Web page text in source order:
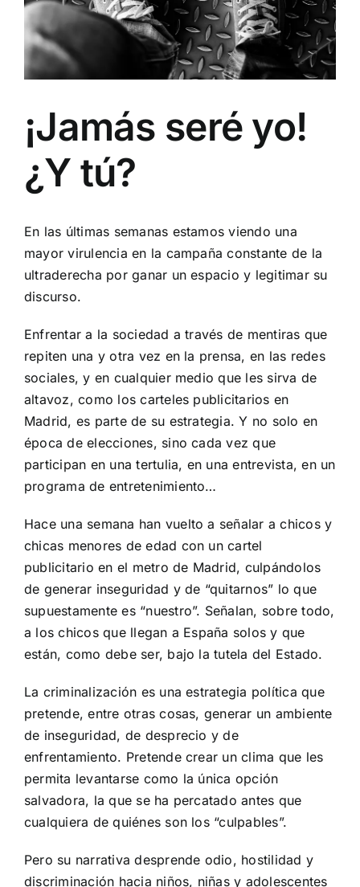
¡Jamás seré yo!
¿Y tú?
En las últimas semanas estamos viendo una
mayor virulencia en la campaña constante de la
ultraderecha por ganar un espacio y legitimar su
discurso.
Enfrentar a la sociedad a través de mentiras que
repiten una y otra vez en la prensa, en las redes
sociales, y en cualquier medio que les sirva de
altavoz, como los carteles publicitarios en
Madrid, es parte de su estrategia. Y no solo en
época de elecciones, sino cada vez que
participan en una tertulia, en una entrevista, en un
programa de entretenimiento…
Hace una semana han vuelto a señalar a chicos y
chicas menores de edad con un cartel
publicitario en el metro de Madrid, culpándolos
de generar inseguridad y de “quitarnos” lo que
supuestamente es “nuestro”. Señalan, sobre todo,
a los chicos que llegan a España solos y que
están, como debe ser, bajo la tutela del Estado.
La criminalización es una estrategia política que
pretende, entre otras cosas, generar un ambiente
de inseguridad, de desprecio y de
enfrentamiento. Pretende crear un clima que les
permita levantarse como la única opción
salvadora, la que se ha percatado antes que
cualquiera de quiénes son los “culpables”.
Pero su narrativa desprende odio, hostilidad y
discriminación hacia niños, niñas y adolescentes